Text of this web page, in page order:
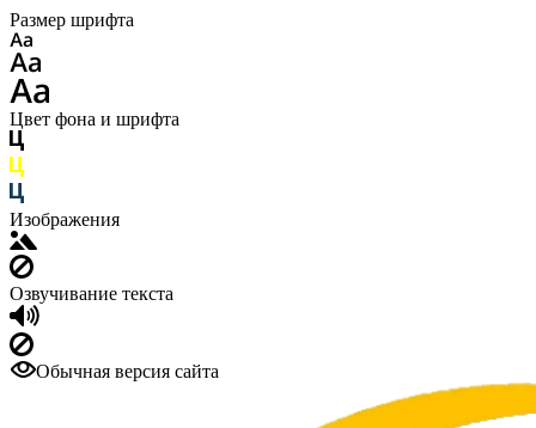
Размер шрифта
Цвет фона и шрифта
Изображения
Озвучивание текста
Обычная версия сайта